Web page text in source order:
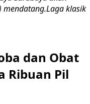
mendatang.Laga klasik
dan Obat
Ribuan Pil